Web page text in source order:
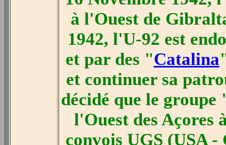
à l'Ouest de
1942, l'U-92 est
et par des "Catalina
et continuer sa
décidé que le
l'Ouest des Açores
convois UGS (USA